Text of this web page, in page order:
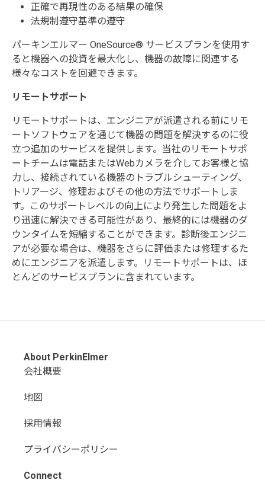
正確で再現性のある結果の確保
法規制遵守基準の遵守
パーキンエルマー OneSource® サービスプランを使用す
ると機器への投資を最大化し、機器の故障に関連する
様々なコストを回避できます。
リモートサポート
リモートサポートは、エンジニアが派遣される前にリモ
ートソフトウェアを通じて機器の問題を解決するのに役
立つ追加のサービスを提供します。当社のリモートサポ
ートチームは電話またはWebカメラを介してお客様と協
力し、接続されている機器のトラブルシューティング、
トリアージ、修理およびその他の方法でサポートしま
す。このサポートレベルの向上により発生した問題をよ
り迅速に解決できる可能性があり、最終的には機器のダ
ウンタイムを短縮することができます。診断後エンジニ
アが必要な場合は、機器をさらに評価または修理するた
めにエンジニアを派遣します。リモートサポートは、ほ
とんどのサービスプランに含まれています。
About PerkinElmer
会社概要
地図
採用情報
プライバシーポリシー
Connect